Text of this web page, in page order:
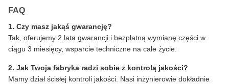
FAQ
1. Czy masz jakąś gwarancję?
Tak, oferujemy 2 lata gwarancji i bezpłatną wymianę części w
ciągu 3 miesięcy, wsparcie techniczne na całe życie.
2. Jak Twoja fabryka radzi sobie z kontrolą jakości?
Mamy dział ścisłej kontroli jakości. Nasi inżynierowie dokładnie